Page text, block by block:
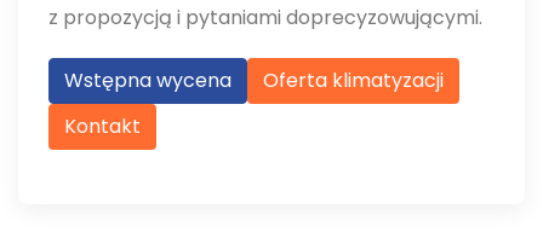
z propozycją i pytaniami doprecyzowującymi.
Wstępna wycena
Oferta klimatyzacji
Kontakt